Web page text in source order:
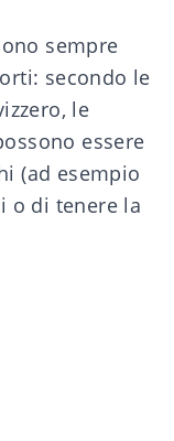
sempre
secondo le
le
essere
(ad esempio
o di tenere la